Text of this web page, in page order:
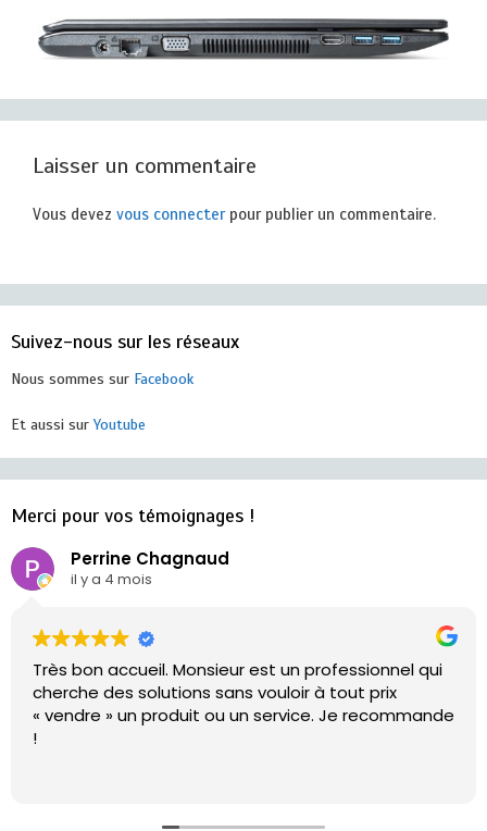
Laisser un commentaire
Vous devez vous connecterpour publier un commentaire.
Suivez-nous sur les réseaux
Nous sommes sur Facebook
Et aussi surYoutube
Merci pour vos témoignages !
Perrine Chagnaud
il y a 4 mois
Très bon accueil. Monsieur est un professionnel qui
cherche des solutions sans vouloir à tout prix
« vendre » un produit ou un service. Je recommande
!